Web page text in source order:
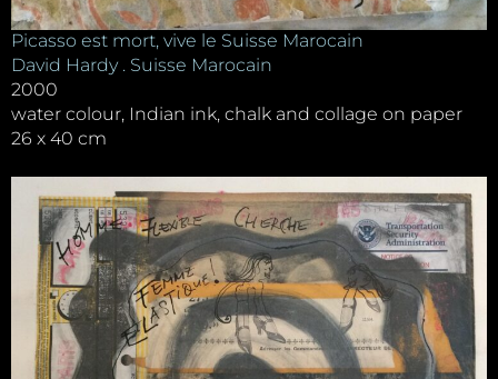
Picasso est mort, vive le Suisse Marocain
David Hardy . Suisse Marocain
2000
water colour, Indian ink, chalk and collage on paper
26 x 40 cm